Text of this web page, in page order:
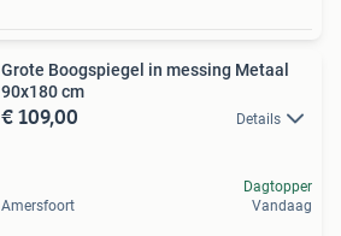
Grote Boogspiegel in messing Metaal
90x180 cm
€ 109,00 Details
Amersfoort
Dagtopper
Vandaag